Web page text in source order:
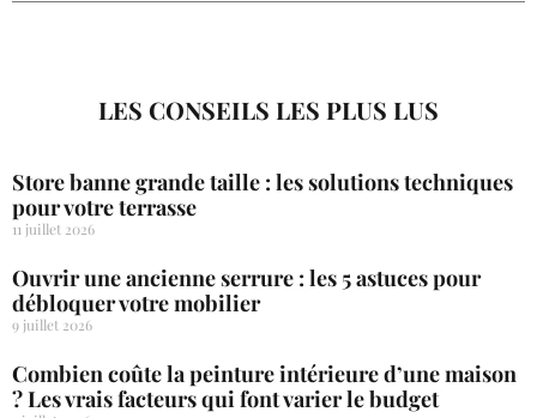
LES CONSEILS LES PLUS LUS
Store banne grande taille : les solutions techniques
pour votre terrasse
11 juillet 2026
Ouvrir une ancienne serrure : les 5 astuces pour
débloquer votre mobilier
9 juillet 2026
Combien coûte la peinture intérieure d’une maison
? Les vrais facteurs qui font varier le budget